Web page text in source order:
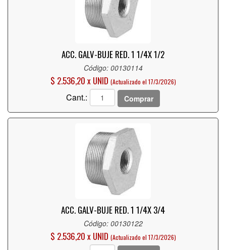
ACC. GALV-BUJE RED. 1 1/4X 1/2
Código: 00130114
$ 2.536,20 x UNID (Actualizado el 17/3/2026)
Cant.: Comprar
ACC. GALV-BUJE RED. 1 1/4X 3/4
Código: 00130122
$ 2.536,20 x UNID (Actualizado el 17/3/2026)